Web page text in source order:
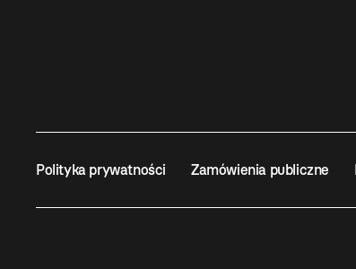
Polityka prywatności Zamówienia publiczne